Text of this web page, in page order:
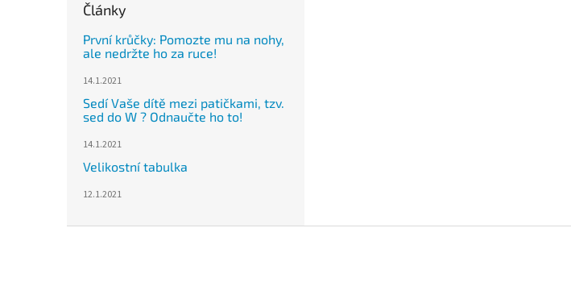
Články
První krůčky: Pomozte mu na nohy,
ale nedržte ho za ruce!
14.1.2021
Sedí Vaše dítě mezi patičkami, tzv.
sed do W ? Odnaučte ho to!
14.1.2021
Velikostní tabulka
12.1.2021